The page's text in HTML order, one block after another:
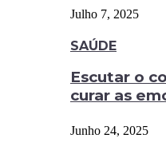
Julho 7, 2025
SAÚDE
Escutar o
curar as
Junho 24, 2025